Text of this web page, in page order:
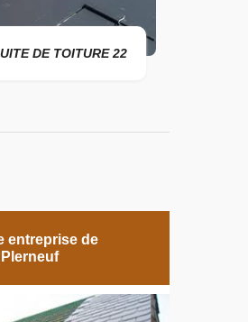
TOITURE 22
entreprise de